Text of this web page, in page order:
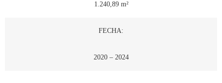
1.240,89 m²
FECHA:
2020 – 2024